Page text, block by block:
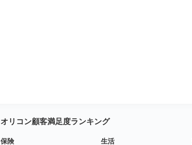
オリコン顧客満足度ランキング
保険
生活